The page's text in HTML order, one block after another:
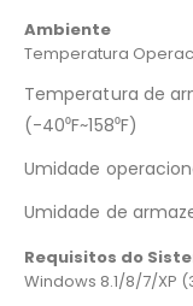
Ambiente
Temperatura
Temperatura de
(-40⁰F~158⁰F)
Umidade
Umidade de
Requisitos do
Windows 8.1/8/7/XP